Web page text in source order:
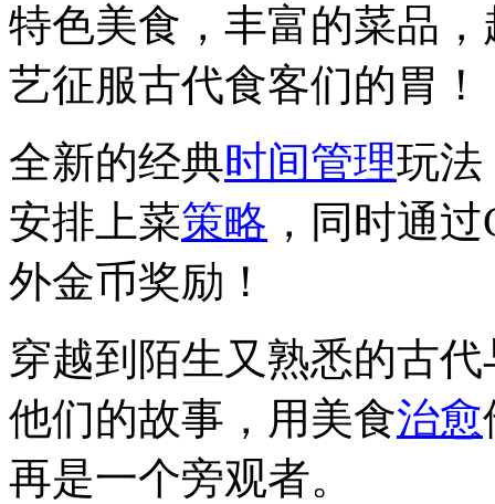
特色美食，丰富的菜品
艺征服古代食客们的胃！
全新的经典时间管理玩法
安排上菜策略 ，同时通
外金币奖励！
穿越到陌生又熟悉的古
他们的故事，用美食治愈
再是一个旁观者。